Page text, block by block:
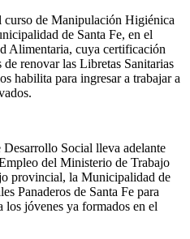
curso de Manipulación Higiénica
de Santa Fe, en el
Alimentaria, cuya certificación
renovar las Libretas Sanitarias
habilita para ingresar a trabajar a
Social lleva adelante
del Ministerio de Trabajo
provincial, la Municipalidad de
Panaderos de Santa Fe para
los jóvenes ya formados en el